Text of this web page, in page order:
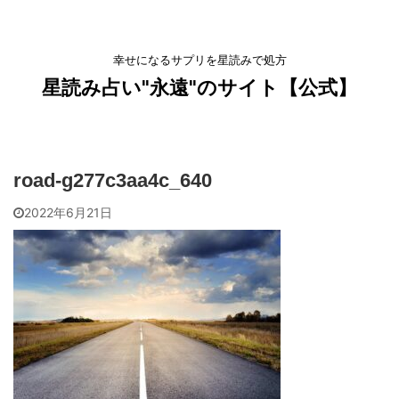
幸せになるサプリを星読みで処方
星読み占い"永遠"のサイト【公式】
road-g277c3aa4c_640
2022年6月21日